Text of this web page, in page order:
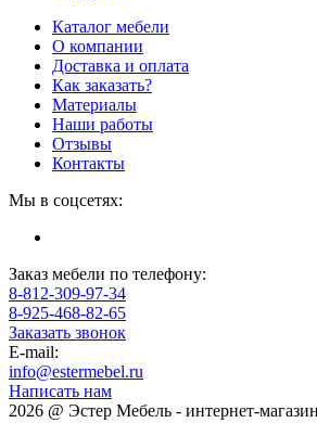
Каталог мебели
О компании
Доставка и оплата
Как заказать?
Материалы
Наши работы
Отзывы
Контакты
Мы в соцсетях:
Заказ мебели по телефону:
8-812-309-97-34
8-925-468-82-65
Заказать звонок
E-mail:
info@estermebel.ru
Написать нам
2026 @ Эстер Мебель - интернет-